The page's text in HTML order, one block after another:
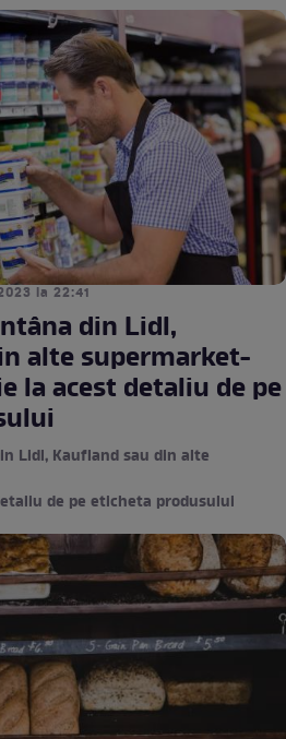
la 22:41
din Lidl,
alte supermarket-
la acest detaliu de pe
Lidl, Kaufland sau din alte
de pe eticheta produsului